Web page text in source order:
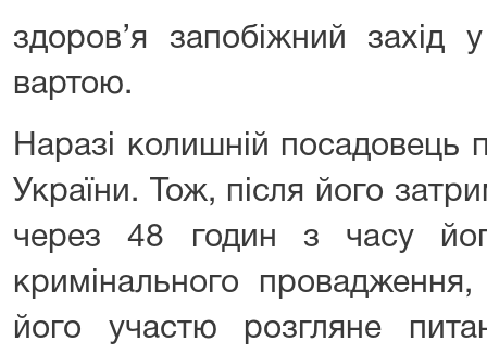
здоров’я запобіжний захід
вартою.
Наразі колишній
України. Тож, після його
через 48 годин з часу
кримінального
його участю розгляне